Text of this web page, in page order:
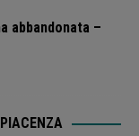
abbandonata –